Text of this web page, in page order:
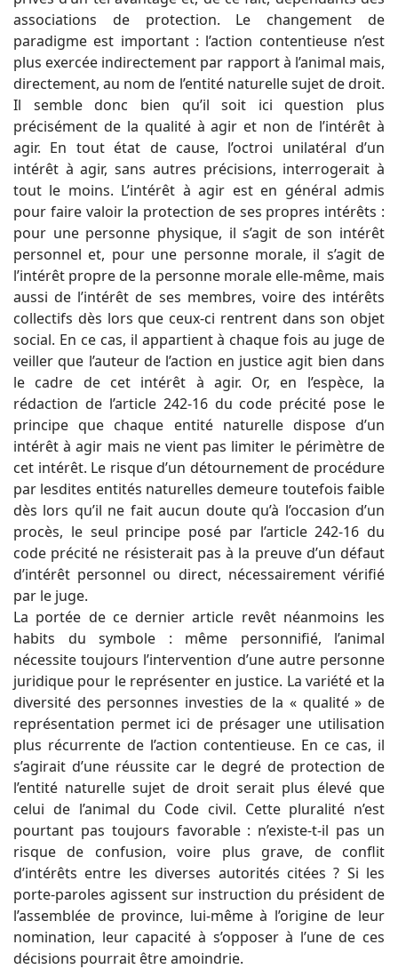
associations de protection. Le changement de
paradigme est important : l’action contentieuse n’est
plus exercée indirectement par rapport à l’animal mais,
directement, au nom de l’entité naturelle sujet de droit.
Il semble donc bien qu’il soit ici question plus
précisément de la qualité à agir et non de l’intérêt à
agir. En tout état de cause, l’octroi unilatéral d’un
intérêt à agir, sans autres précisions, interrogerait à
tout le moins. L’intérêt à agir est en général admis
pour faire valoir la protection de ses propres intérêts :
pour une personne physique, il s’agit de son intérêt
personnel et, pour une personne morale, il s’agit de
l’intérêt propre de la personne morale elle-même, mais
aussi de l’intérêt de ses membres, voire des intérêts
collectifs dès lors que ceux-ci rentrent dans son objet
social. En ce cas, il appartient à chaque fois au juge de
veiller que l’auteur de l’action en justice agit bien dans
le cadre de cet intérêt à agir. Or, en l’espèce, la
rédaction de l’article 242-16 du code précité pose le
principe que chaque entité naturelle dispose d’un
intérêt à agir mais ne vient pas limiter le périmètre de
cet intérêt. Le risque d’un détournement de procédure
par lesdites entités naturelles demeure toutefois faible
dès lors qu’il ne fait aucun doute qu’à l’occasion d’un
procès, le seul principe posé par l’article 242-16 du
code précité ne résisterait pas à la preuve d’un défaut
d’intérêt personnel ou direct, nécessairement vérifié
par le juge.
La portée de ce dernier article revêt néanmoins les
habits du symbole : même personnifié, l’animal
nécessite toujours l’intervention d’une autre personne
juridique pour le représenter en justice. La variété et la
diversité des personnes investies de la « qualité » de
représentation permet ici de présager une utilisation
plus récurrente de l’action contentieuse. En ce cas, il
s’agirait d’une réussite car le degré de protection de
l’entité naturelle sujet de droit serait plus élevé que
celui de l’animal du Code civil. Cette pluralité n’est
pourtant pas toujours favorable : n’existe-t-il pas un
risque de confusion, voire plus grave, de conflit
d’intérêts entre les diverses autorités citées ? Si les
porte-paroles agissent sur instruction du président de
l’assemblée de province, lui-même à l’origine de leur
nomination, leur capacité à s’opposer à l’une de ces
décisions pourrait être amoindrie.